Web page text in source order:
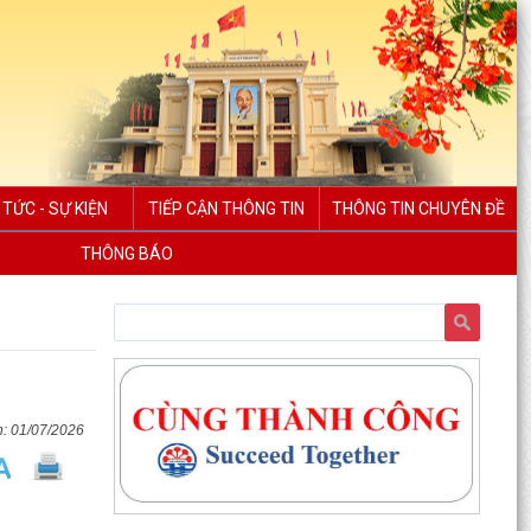
- SỰ KIỆN TIẾP CẬN THÔNG TIN THÔNG TIN CHUYÊN ĐỀ
THÔNG BÁO
01/07/2026